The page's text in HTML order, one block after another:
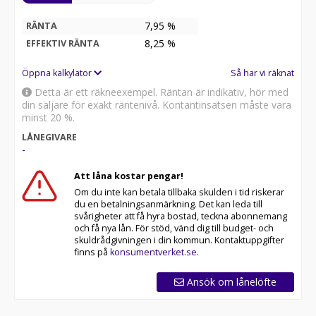
RÄNTA 7,95 %
EFFEKTIV RÄNTA 8,25 %
Öppna kalkylator Så har vi räknat
Detta är ett räkneexempel. Räntan är indikativ, hör med
din säljare för exakt räntenivå. Kontantinsatsen måste vara
minst 20 %.
LÅNEGIVARE
-
Att låna kostar pengar!
Om du inte kan betala tillbaka skulden i tid riskerar
du en betalningsanmärkning. Det kan leda till
svårigheter att få hyra bostad, teckna abonnemang
och få nya lån. För stöd, vänd dig till budget- och
skuldrådgivningen i din kommun. Kontaktuppgifter
finns på konsumentverket.se.
Ansök om lånelöfte